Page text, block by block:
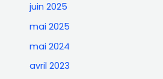
juin 2025
mai 2025
mai 2024
avril 2023